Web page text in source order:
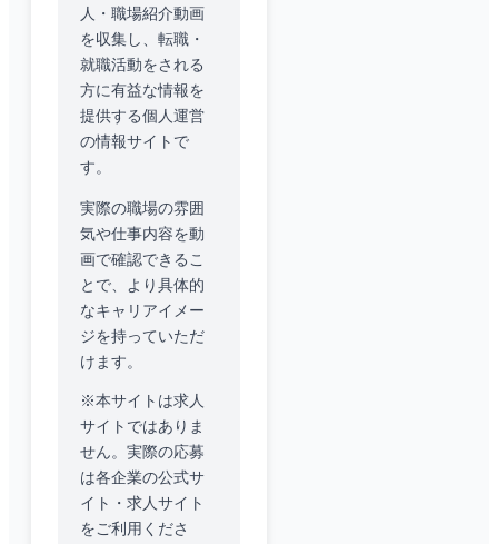
人・職場紹介動画
を収集し、転職・
就職活動をされる
方に有益な情報を
提供する個人運営
の情報サイトで
す。
実際の職場の雰囲
気や仕事内容を動
画で確認できるこ
とで、より具体的
なキャリアイメー
ジを持っていただ
けます。
※本サイトは求人
サイトではありま
せん。実際の応募
は各企業の公式サ
イト・求人サイト
をご利用くださ